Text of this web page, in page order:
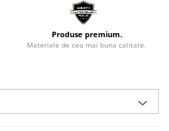
Produse premium.
Materiale de cea mai buna calitate.